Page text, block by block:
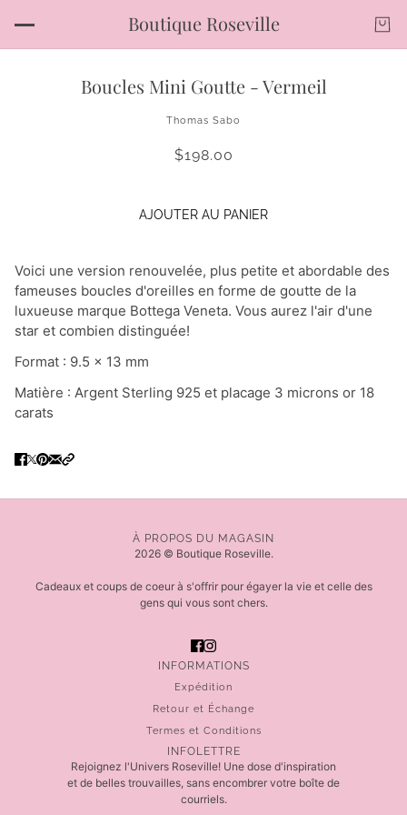
Boutique Roseville
Boucles Mini Goutte - Vermeil
Thomas Sabo
$198.00
AJOUTER AU PANIER
Voici une version renouvelée, plus petite et abordable des
fameuses boucles d'oreilles en forme de goutte de la
luxueuse marque Bottega Veneta. Vous aurez l'air d'une
star et combien distinguée!
Format : 9.5 x 13 mm
Matière : Argent Sterling 925 et placage 3 microns or 18
carats
À PROPOS DU MAGASIN
2026 © Boutique Roseville.
Cadeaux et coups de coeur à s'offrir pour égayer la vie et celle des
gens qui vous sont chers.
INFORMATIONS
Expédition
Retour et Échange
Termes et Conditions
INFOLETTRE
Rejoignez l'Univers Roseville! Une dose d'inspiration
et de belles trouvailles, sans encombrer votre boîte de
courriels.